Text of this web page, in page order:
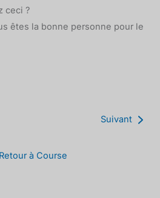
ceci ?
êtes la bonne personne pour le
Suivant
Retour à Course